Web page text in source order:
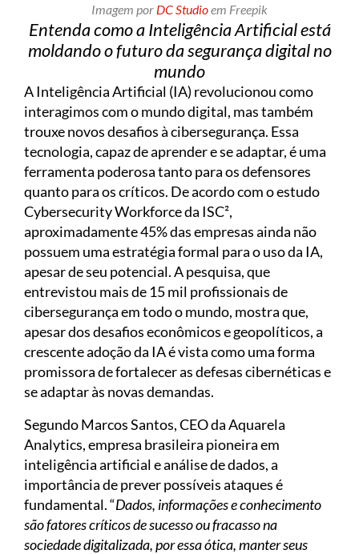
Imagem por DC Studioem Freepik
Entenda como a Inteligência Artificial está
moldando o futuro da segurança digital no
mundo
A Inteligência Artificial (IA) revolucionou como
interagimos com o mundo digital, mas também
trouxe novos desafios à cibersegurança. Essa
tecnologia, capaz de aprender e se adaptar, é uma
ferramenta poderosa tanto para os defensores
quanto para os críticos. De acordo com o estudo
Cybersecurity Workforce da ISC²,
aproximadamente 45% das empresas ainda não
possuem uma estratégia formal para o uso da IA,
apesar de seu potencial. A pesquisa, que
entrevistou mais de 15 mil profissionais de
cibersegurança em todo o mundo, mostra que,
apesar dos desafios econômicos e geopolíticos, a
crescente adoção da IA é vista como uma forma
promissora de fortalecer as defesas cibernéticas e
se adaptar às novas demandas.
Segundo Marcos Santos, CEO da Aquarela
Analytics, empresa brasileira pioneira em
inteligência artificial e análise de dados, a
importância de prever possíveis ataques é
fundamental. “Dados, informações e conhecimento
são fatores críticos de sucesso ou fracasso na
sociedade digitalizada, por essa ótica, manter seus